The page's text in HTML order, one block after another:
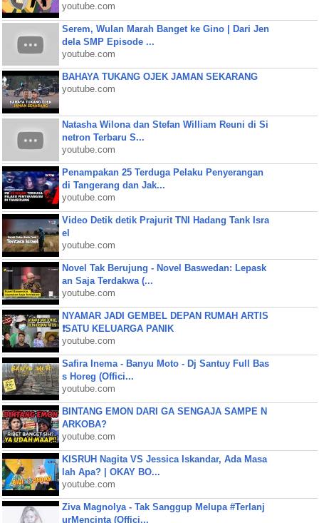
youtube.com
Serem, Wulan Marah Banget ke Gino | Dari Jen
dela SMP Episode ...
youtube.com
BAHAYA TUKANG OJEK JAMAN SEKARANG
youtube.com
Natasha Wilona dan Stefan William Reuni di Si
netron Terbaru S...
youtube.com
Penampakan 25 Terduga Pelaku Penyerangan
di Tangerang dan Jak...
youtube.com
Video Detik detik Prajurit TNI Hadang Tank Isra
el
youtube.com
Novel Tak Berujung - Novel Baswedan: Lepask
an Saja Terdakwa (...
youtube.com
NYAMAR JADI GEMBEL DEPAN RUMAH ARTIS
❗SATU KELUARGA PANIK
youtube.com
Safira Inema - Banyu Moto - Dj Santuy Full Bas
s Horeg (Offici...
youtube.com
BINTANG EMON DARI GA SENGAJA SAMPE N
ARKOBA?
youtube.com
KISRUH Nagita VS Jessica Iskandar, Ada Masa
lah Apa? | OKAY BO...
youtube.com
Ziva Magnolya - Tak Sanggup Melupa #Terlanj
urMencinta (Offici...